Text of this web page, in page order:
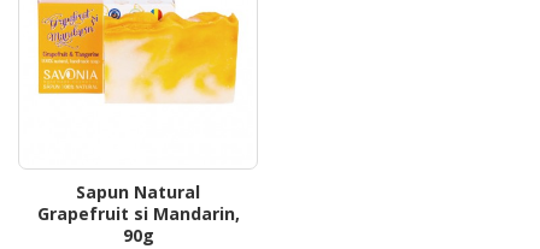
Sapun Natural
Grapefruit si Mandarin,
90g